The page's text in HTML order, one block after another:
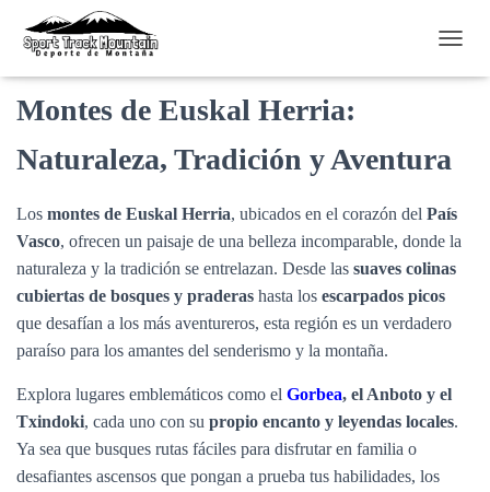
A
A
O
D
O
N
E
A
Montes de Euskal Herria
Montes de Euskal Herria:
Naturaleza, Tradición y Aventura
Los montes de Euskal Herria, ubicados en el corazón del País
Vasco, ofrecen un paisaje de una belleza incomparable, donde la
naturaleza y la tradición se entrelazan. Desde las suaves colinas
cubiertas de bosques y praderas hasta los escarpados picos
que desafían a los más aventureros, esta región es un verdadero
paraíso para los amantes del senderismo y la montaña.
Explora lugares emblemáticos como el Gorbea, el Anboto y el
Txindoki, cada uno con su propio encanto y leyendas locales.
Ya sea que busques rutas fáciles para disfrutar en familia o
desafiantes ascensos que pongan a prueba tus habilidades, los